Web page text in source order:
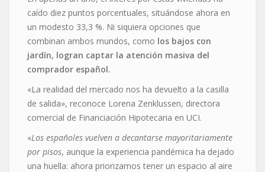
caído diez puntos porcentuales, situándose ahora en
un modesto 33,3 %. Ni siquiera opciones que
combinan ambos mundos, como los bajos con
jardín, logran captar la atención masiva del
comprador español.
«La realidad del mercado nos ha devuelto a la casilla
de salida», reconoce Lorena Zenklussen, directora
comercial de Financiación Hipotecaria en UCI.
«Los españoles vuelven a decantarse mayoritariamente
por pisos, aunque la experiencia pandémica ha dejado
una huella: ahora priorizamos tener un espacio al aire